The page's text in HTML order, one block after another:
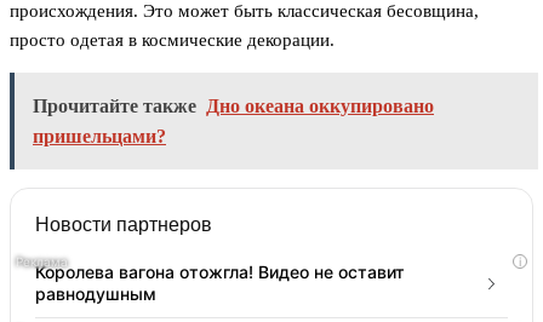
происхождения. Это может быть классическая бесовщина,
просто одетая в космические декорации.
Прочитайте также Дно океана оккупировано
пришельцами?
Новости партнеров
i
Королева вагона отожгла! Видео не оставит
равнодушным